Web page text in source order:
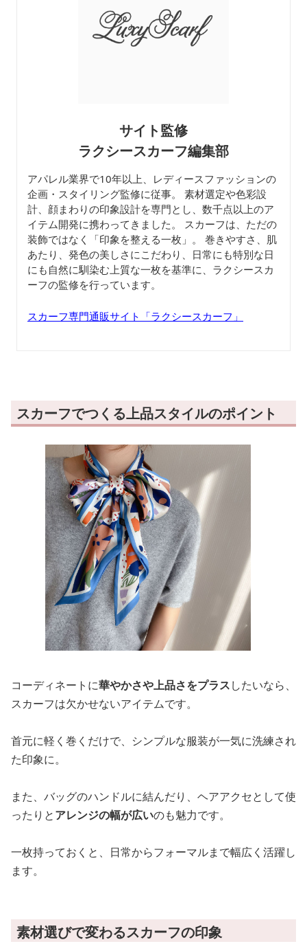
サイト監修
ラクシースカーフ編集部
アパレル業界で10年以上、レディースファッションの
企画・スタイリング監修に従事。 素材選定や色彩設
計、顔まわりの印象設計を専門とし、数千点以上のア
イテム開発に携わってきました。 スカーフは、ただの
装飾ではなく「印象を整える一枚」。 巻きやすさ、肌
あたり、発色の美しさにこだわり、日常にも特別な日
にも自然に馴染む上質な一枚を基準に、ラクシースカ
ーフの監修を行っています。
スカーフ専門通販サイト「ラクシースカーフ」
スカーフでつくる上品スタイルのポイント
コーディネートに華やかさや上品さをプラスしたいなら、
スカーフは欠かせないアイテムです。
首元に軽く巻くだけで、シンプルな服装が一気に洗練され
た印象に。
また、バッグのハンドルに結んだり、ヘアアクセとして使
ったりとアレンジの幅が広いのも魅力です。
一枚持っておくと、日常からフォーマルまで幅広く活躍し
ます。
素材選びで変わるスカーフの印象